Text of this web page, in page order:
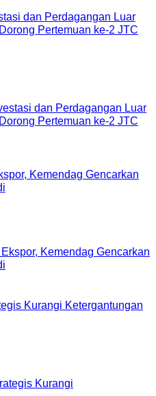
dan Perdagangan Luar
Pertemuan ke-2 JTC
Kemendag Gencarkan
Kurangi Ketergantungan